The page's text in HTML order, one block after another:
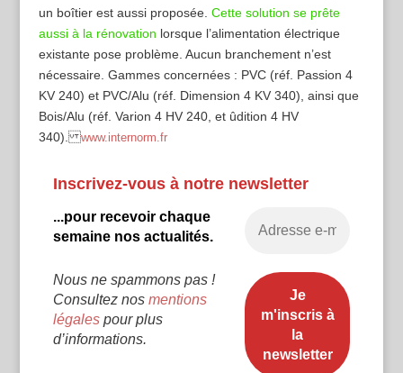
un boîtier est aussi proposée. Cette solution se prête
aussi à la rénovation lorsque l’alimentation électrique
existante pose problème. Aucun branchement n’est
nécessaire. Gammes concernées : PVC (réf. Passion 4
KV 240) et PVC/Alu (réf. Dimension 4 KV 340), ainsi que
Bois/Alu (réf. Varion 4 HV 240, et ûdition 4 HV
340).www.internorm.fr
Inscrivez-vous à notre newsletter
...pour recevoir chaque
semaine nos actualités.
Nous ne spammons pas !
Consultez nos mentions
légalespour plus
d’informations.